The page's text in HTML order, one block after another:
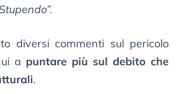
diversi commenti sul pericolo
a puntare più sul debito che
.